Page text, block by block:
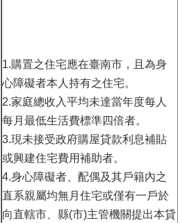
1.購置之住宅應在臺南市，且為身
心障礙者本人持有之住宅。
2.家庭總收入平均未達當年度每人
每月最低生活費標準四倍者。
3.現未接受政府購屋貸款利息補貼
或興建住宅費用補助者。
4.身心障礙者、配偶及其戶籍內之
直系親屬均無月住宅或僅有一戶於
向直轄市、縣(市)主管機關提出本貸